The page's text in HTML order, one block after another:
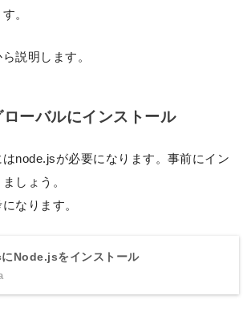
。
説明します。
ーバルにインストール
node.jsが必要になります。事前にイン
しょう。
なります。
Node.jsをインストール